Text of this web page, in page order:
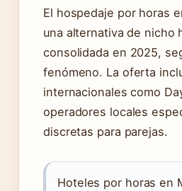
El hospedaje por horas
una alternativa de
consolidada en 2025,
fenómeno. La oferta
internacionales como
operadores locales
discretas para parejas.
Hoteles por horas en